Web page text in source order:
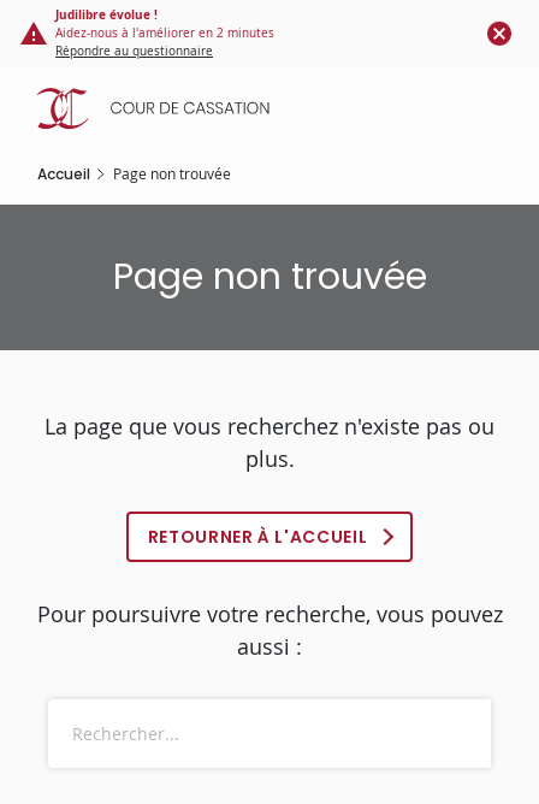
Panneau de gestion des cookies
contenu
principal
Judilibre évolue !
Aidez-nous à l'améliorer en 2 minutes
Répondre au questionnaire
Accueil Page non trouvée
Page non trouvée
La page que vous recherchez n'existe pas ou
plus.
RETOURNER À L'ACCUEIL
Pour poursuivre votre recherche, vous pouvez
aussi :